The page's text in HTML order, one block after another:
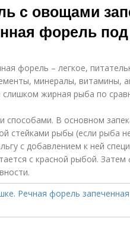
с овощами
форель
форель – легкое,
минералы, витамины,
слишком жирная рыба по
способами. В основном
стейками рыбы (если рыба
с добавлением к ней
с красной рыбой.